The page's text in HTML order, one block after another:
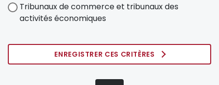
Tribunaux de commerce et tribunaux des
activités économiques
ENREGISTRER CES CRITÈRES